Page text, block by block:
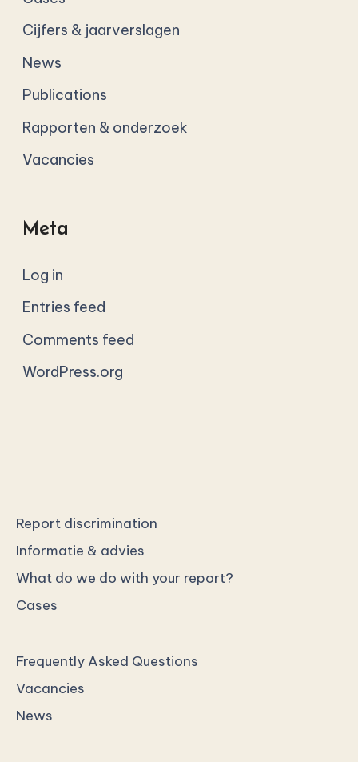
Cijfers & jaarverslagen
News
Publications
Rapporten & onderzoek
Vacancies
Meta
Log in
Entries feed
Comments feed
WordPress.org
Report discrimination
Informatie & advies
What do we do with your report?
Cases
Frequently Asked Questions
Vacancies
News